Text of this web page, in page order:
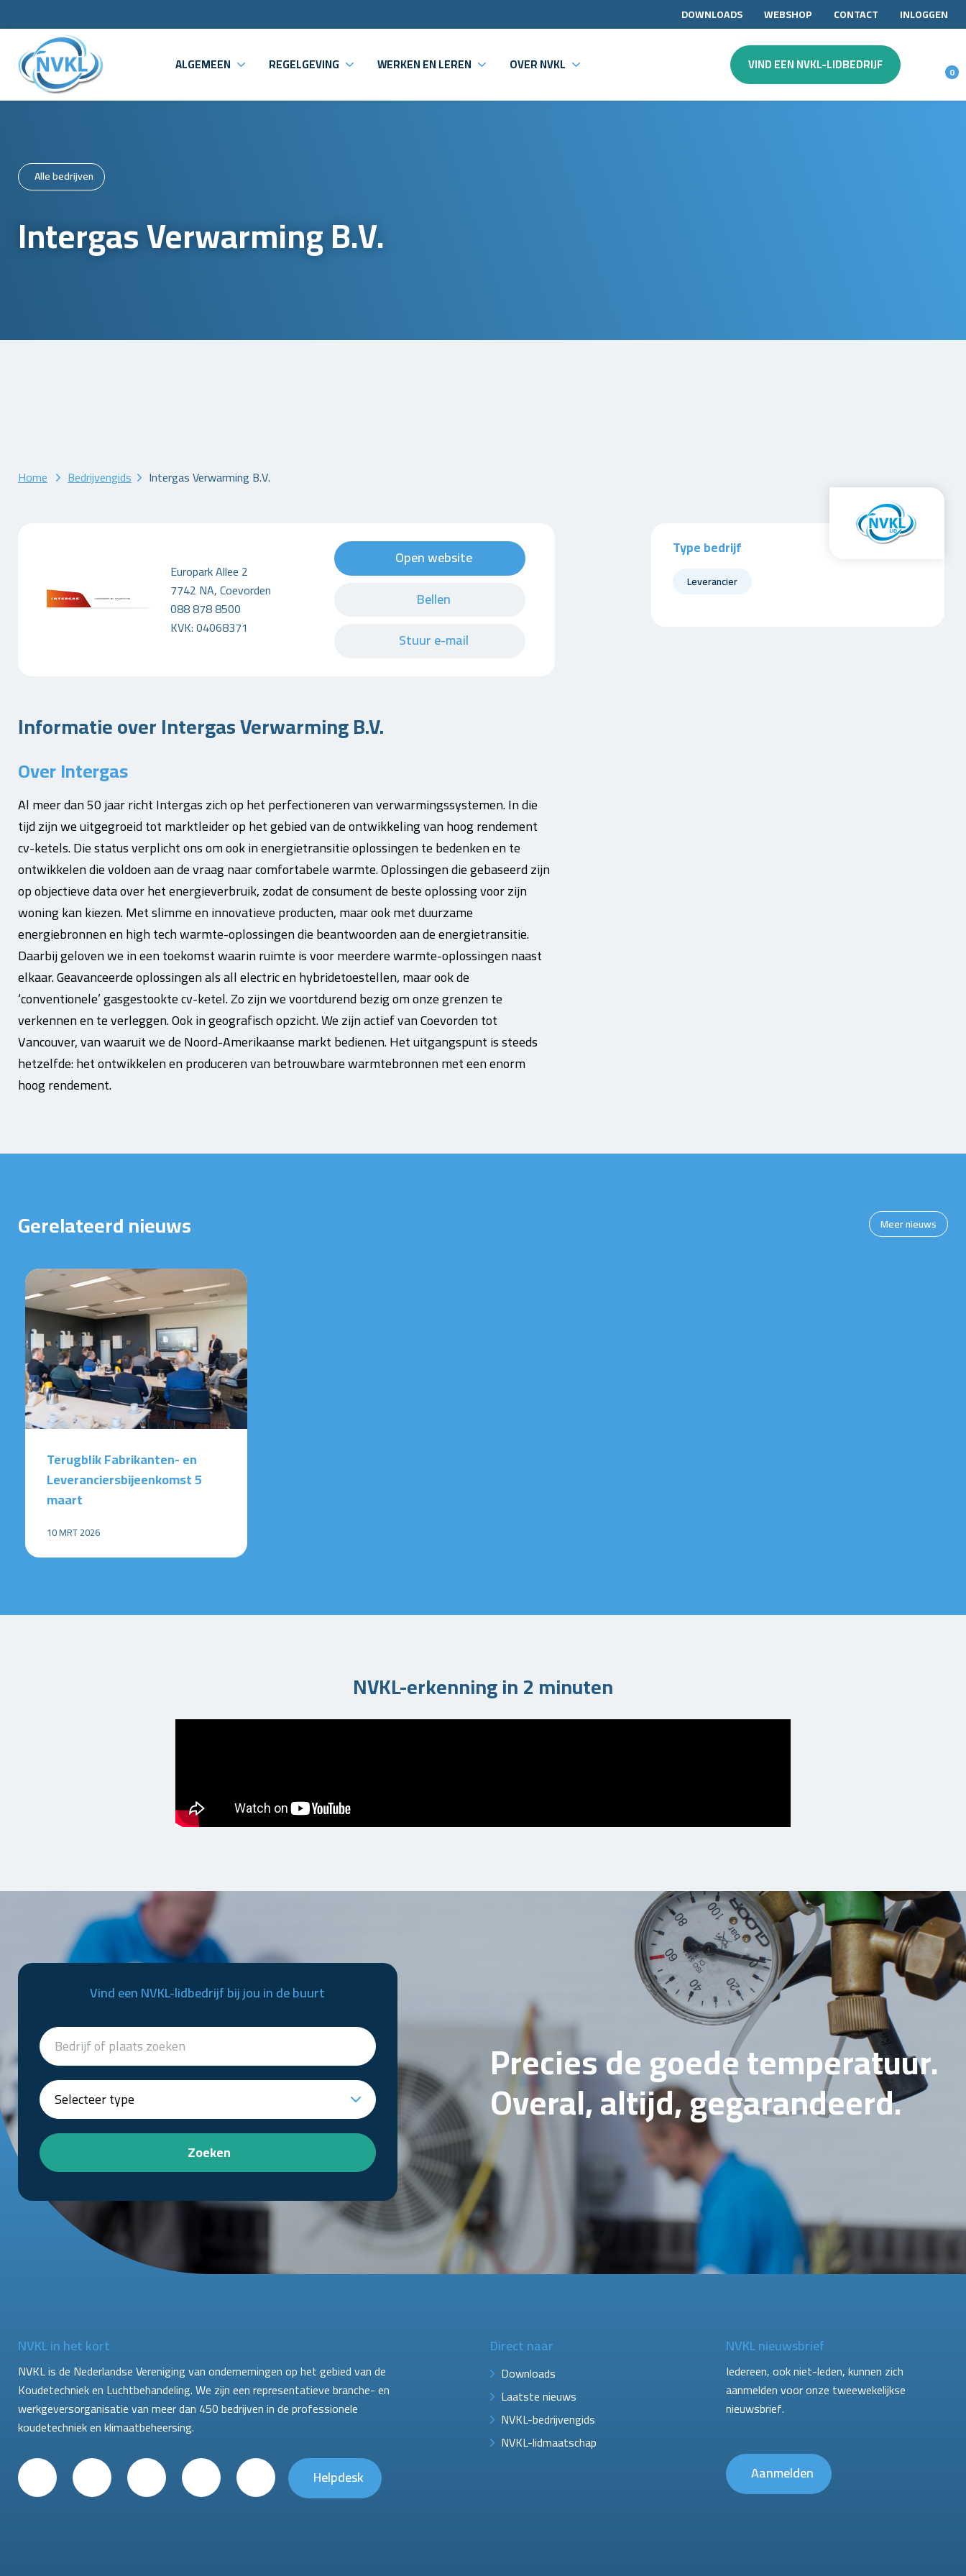
DOWNLOADS WEBSHOP CONTACT INLOGGEN
ALGEMEEN REGELGEVING WERKEN EN LEREN OVER NVKL VIND EEN NVKL-LIDBEDRIJF 0
Alle bedrijven
Intergas Verwarming B.V.
Home Bedrijvengids Intergas Verwarming B.V.
Europark Allee 2
7742 NA, Coevorden
088 878 8500
KVK: 04068371
Open website
Bellen
Stuur e-mail
Informatie over Intergas Verwarming B.V.
Over Intergas
Al meer dan 50 jaar richt Intergas zich op het perfectioneren van verwarmingssystemen. In die
tijd zijn we uitgegroeid tot marktleider op het gebied van de ontwikkeling van hoog rendement
cv-ketels. Die status verplicht ons om ook in energietransitie oplossingen te bedenken en te
ontwikkelen die voldoen aan de vraag naar comfortabele warmte. Oplossingen die gebaseerd zijn
op objectieve data over het energieverbruik, zodat de consument de beste oplossing voor zijn
woning kan kiezen. Met slimme en innovatieve producten, maar ook met duurzame
energiebronnen en high tech warmte-oplossingen die beantwoorden aan de energietransitie.
Daarbij geloven we in een toekomst waarin ruimte is voor meerdere warmte-oplossingen naast
elkaar. Geavanceerde oplossingen als all electric en hybridetoestellen, maar ook de
‘conventionele’ gasgestookte cv-ketel. Zo zijn we voortdurend bezig om onze grenzen te
verkennen en te verleggen. Ook in geografisch opzicht. We zijn actief van Coevorden tot
Vancouver, van waaruit we de Noord-Amerikaanse markt bedienen. Het uitgangspunt is steeds
hetzelfde: het ontwikkelen en produceren van betrouwbare warmtebronnen met een enorm
hoog rendement.
Type bedrijf
Leverancier
Gerelateerd nieuws Meer nieuws
Terugblik Fabrikanten- en
Leveranciersbijeenkomst 5
maart
10 MRT 2026
NVKL-erkenning in 2 minuten
Vind een NVKL-lidbedrijf bij jou in de buurt
Zoeken
Precies de goede temperatuur.
Overal, altijd, gegarandeerd.
NVKL in het kort
NVKL is de Nederlandse Vereniging van ondernemingen op het gebied van de
Koudetechniek en Luchtbehandeling. We zijn een representatieve branche- en
werkgeversorganisatie van meer dan 450 bedrijven in de professionele
koudetechniek en klimaatbeheersing.
Helpdesk
Direct naar
Downloads
Laatste nieuws
NVKL-bedrijvengids
NVKL-lidmaatschap
NVKL nieuwsbrief
Iedereen, ook niet-leden, kunnen zich
aanmelden voor onze tweewekelijkse
nieuwsbrief.
Aanmelden